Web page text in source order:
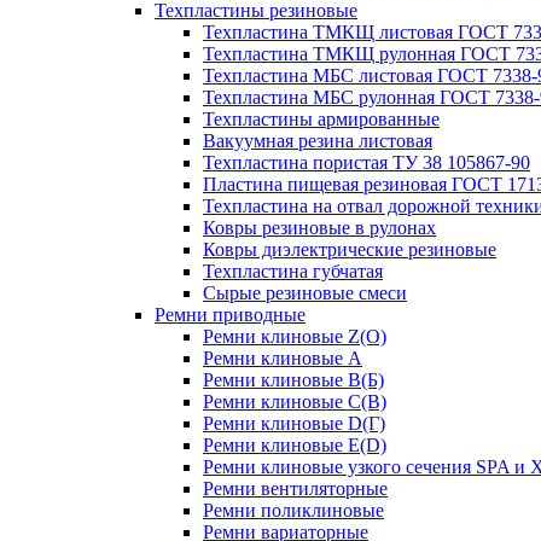
Техпластины резиновые
Техпластина ТМКЩ листовая ГОСТ
Техпластина ТМКЩ рулонная ГОСТ
Техпластина МБС листовая ГОСТ 7338-
Техпластина МБС рулонная ГОСТ
Техпластины армированные
Вакуумная резина листовая
Техпластина пористая ТУ 38 105867-90
Пластина пищевая резиновая ГОСТ
Техпластина на отвал дорожной
Ковры резиновые в рулонах
Ковры диэлектрические резиновые
Техпластина губчатая
Сырые резиновые смеси
Ремни приводные
Ремни клиновые Z(О)
Ремни клиновые A
Ремни клиновые B(Б)
Ремни клиновые C(В)
Ремни клиновые D(Г)
Ремни клиновые Е(D)
Ремни клиновые узкого сечения SPA и
Ремни вентиляторные
Ремни поликлиновые
Ремни вариаторные